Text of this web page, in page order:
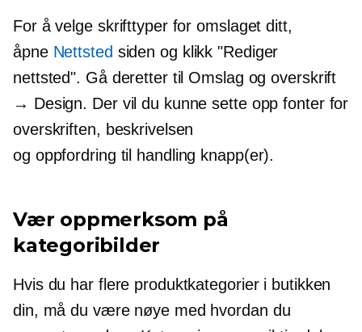
For å velge skrifttyper for omslaget ditt,
åpne Nettsted siden og klikk "Rediger
nettsted". Gå deretter til Omslag og overskrift
→ Design. Der vil du kunne sette opp fonter for
overskriften, beskrivelsen
og oppfordring til handling knapp(er).
Vær oppmerksom på
kategoribilder
Hvis du har flere produktkategorier i butikken
din, må du være nøye med hvordan du